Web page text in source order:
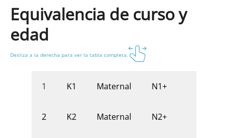
Equivalencia de curso y
edad
Desliza a la derecha para ver la tabla completa.
1 K1 Maternal N1+
2 K2 Maternal N2+